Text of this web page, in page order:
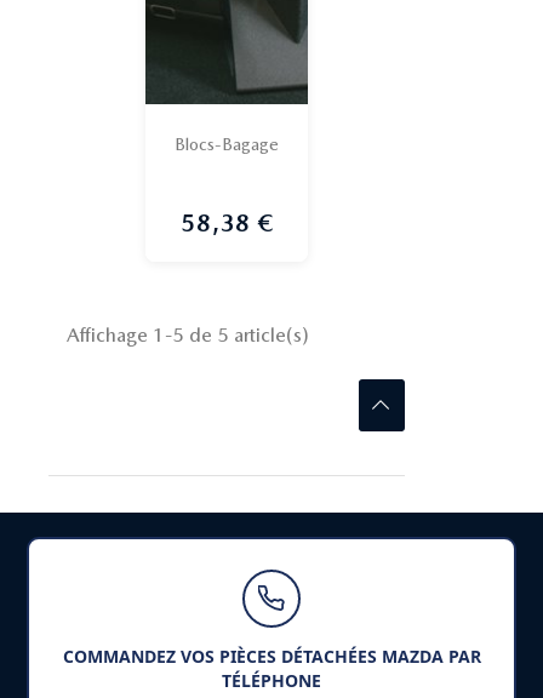
Blocs-Bagage
Prix
58,38 €
Affichage 1-5 de 5 article(s)
COMMANDEZ VOS PIÈCES DÉTACHÉES MAZDA PAR
TÉLÉPHONE